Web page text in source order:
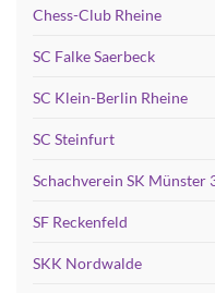
Chess-Club Rheine
SC Falke Saerbeck
SC Klein-Berlin Rheine
SC Steinfurt
Schachverein SK Münster
SF Reckenfeld
SKK Nordwalde